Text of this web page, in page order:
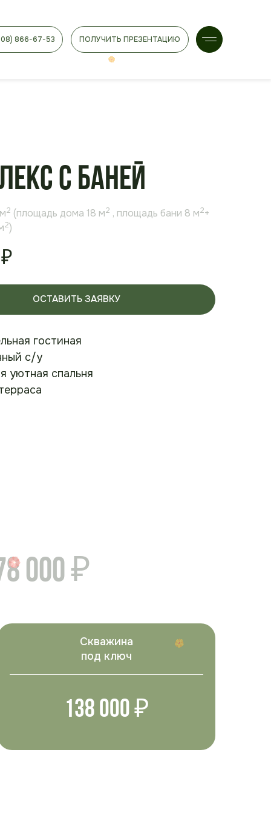
ПОЛУЧИТЬ ПРЕЗЕНТАЦИЮ
866-67-53
с баней
2 (площадь дома 18 м2 , площадь бани 8 м2+
2)
₽
ОСТАВИТЬ ЗАЯВКУ
гостиная
с/у
уютная спальня
000 ₽
Скважина
под ключ
138 000 ₽